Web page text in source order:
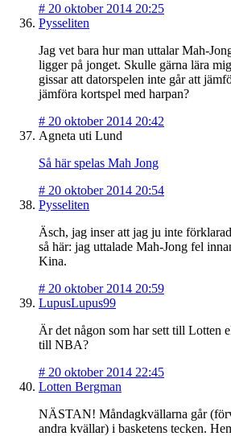
# 20 oktober 2014 20:25
Pysseliten
Jag vet bara hur man uttalar Mah-
ligger på jonget. Skulle gärna lära
gissar att datorspelen inte går att
jämföra kortspel med harpan?
# 20 oktober 2014 20:42
Agneta uti Lund
Så här spelas Mah Jong
# 20 oktober 2014 20:54
Pysseliten
Äsch, jag inser att jag ju inte
så här: jag uttalade Mah-Jong fel
Kina.
# 20 oktober 2014 20:59
LupusLupus99
Är det någon som har sett till Lotten
till NBA?
# 20 oktober 2014 22:45
Lotten Bergman
NÄSTAN! Måndagkvällarna går
andra kvällar) i basketens tecken.